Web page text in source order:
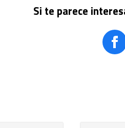
Si te parece